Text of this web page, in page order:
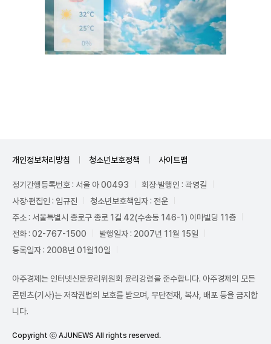
개인정보처리방침 청소년보호정책 사이트맵
정기간행등록번호 : 서울 아 00493
회장·발행인 : 곽영길
사장·편집인 : 임규진
청소년보호책임자 : 전운
주소 : 서울특별시 종로구 종로 1길 42(수송동 146-1) 이마빌딩 11층
전화 : 02-767-1500
발행일자 : 2007년 11월 15일
등록일자 : 2008년 01월10일
아주경제는 인터넷신문윤리위원회 윤리강령을 준수합니다. 아주경제의 모든
콘텐츠(기사)는 저작권법의 보호를 받으며, 무단전재, 복사, 배포 등을 금지합
니다.
Copyright ⓒ AJUNEWS All rights reserved.